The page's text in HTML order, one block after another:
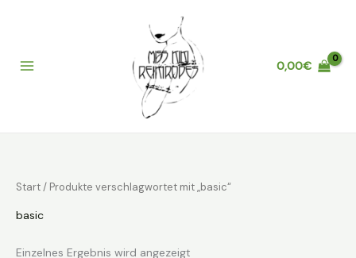
0,00€
Start/ Produkte verschlagwortet mit „basic“
basic
Einzelnes Ergebnis wird angezeigt